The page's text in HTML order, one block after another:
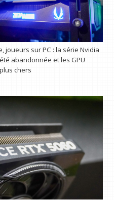
joueurs sur PC : la série Nvidia
abandonnée et les GPU
chers